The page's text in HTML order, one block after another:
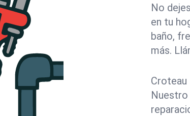
No
en tu
baño,
más.
Croteau
Nuestro